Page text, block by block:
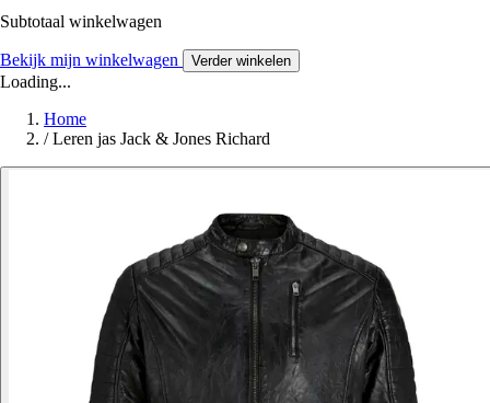
Subtotaal winkelwagen
Bekijk mijn winkelwagen Verder winkelen
Loading...
Home
/ Leren jas Jack & Jones Richard